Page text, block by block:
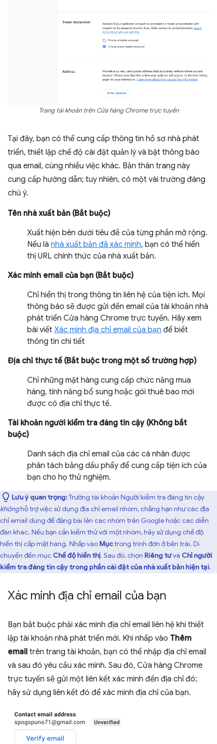
Trang tài khoản trên Cửa hàng Chrome trực tuyến
Tại đây, bạn có thể cung cấp thông tin hồ sơ nhà phát
triển, thiết lập chế độ cài đặt quản lý và bật thông báo
qua email, cùng nhiều việc khác. Bản thân trang này
cung cấp hướng dẫn; tuy nhiên, có một vài trường đáng
chú ý.
Tên nhà xuất bản (Bắt buộc)
Xuất hiện bên dưới tiêu đề của từng phần mở rộng.
Nếu là nhà xuất bản đã xác minh, bạn có thể hiển
thị URL chính thức của nhà xuất bản.
Xác minh email của bạn (Bắt buộc)
Chỉ hiển thị trong thông tin liên hệ của tiện ích. Mọi
thông báo sẽ được gửi đến email của tài khoản nhà
phát triển Cửa hàng Chrome trực tuyến. Hãy xem
bài viết Xác minh địa chỉ email của bạn để biết
thông tin chi tiết
Địa chỉ thực tế (Bắt buộc trong một số trường hợp)
Chỉ những mặt hàng cung cấp chức năng mua
hàng, tính năng bổ sung hoặc gói thuê bao mới
được có địa chỉ thực tế.
Tài khoản người kiểm tra đáng tin cậy (Không bắt
buộc)
Danh sách địa chỉ email của các cá nhân được
phân tách bằng dấu phẩy để cung cấp tiện ích của
bạn cho họ thử nghiệm.
Lưu ý quan trọng:Trường tài khoản Người kiểm tra đáng tin cậy
khônghỗ trợ việc sử dụng địa chỉ email nhóm, chẳng hạn như các địa
chỉ email dùng để đăng bài lên các nhóm trên Google hoặc các diễn
đàn khác. Nếu bạn cần kiểm thử với một nhóm, hãy sử dụng chế độ
hiển thị cấp mặt hàng. Nhấp vào Mụctrong trình đơn ở bên trái. Di
chuyển đến mục Chế độ hiển thị. Sau đó, chọn Riêng tưvà Chỉ người
kiểm tra đáng tin cậy trong phần cài đặt của nhà xuất bản hiện tại.
Xác minh địa chỉ email của bạn
Bạn bắt buộc phải xác minh địa chỉ email liên hệ khi thiết
lập tài khoản nhà phát triển mới. Khi nhấp vào Thêm
email trên trang tài khoản, bạn có thể nhập địa chỉ email
và sau đó yêu cầu xác minh. Sau đó, Cửa hàng Chrome
trực tuyến sẽ gửi một liên kết xác minh đến địa chỉ đó;
hãy sử dụng liên kết đó để xác minh địa chỉ của bạn.